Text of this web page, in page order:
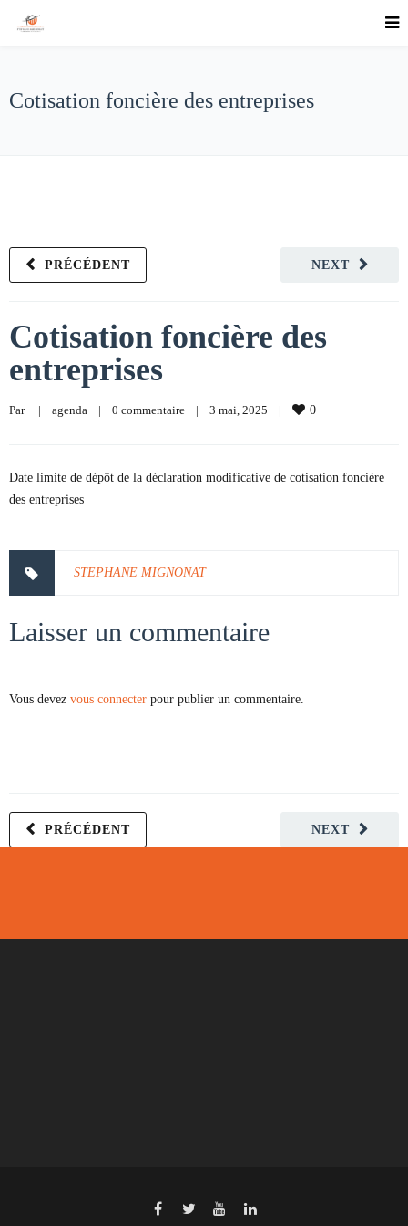
Cotisation foncière des entreprises
NEXT
PRÉCÉDENT
Cotisation foncière des
entreprises
Par | agenda | 0 commentaire | 3 mai, 2025 | 0
Date limite de dépôt de la déclaration modificative de cotisation foncière
des entreprises
STEPHANE MIGNONAT
Laisser un commentaire
Vous devez vous connecter pour publier un commentaire.
NEXT
PRÉCÉDENT